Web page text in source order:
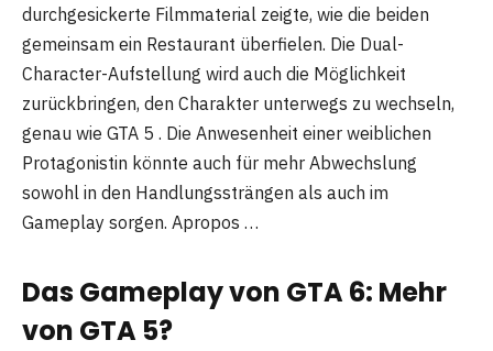
durchgesickerte Filmmaterial zeigte, wie die beiden
gemeinsam ein Restaurant überfielen. Die Dual-
Character-Aufstellung wird auch die Möglichkeit
zurückbringen, den Charakter unterwegs zu wechseln,
genau wie GTA 5 . Die Anwesenheit einer weiblichen
Protagonistin könnte auch für mehr Abwechslung
sowohl in den Handlungssträngen als auch im
Gameplay sorgen. Apropos …
Das Gameplay von GTA 6: Mehr
von GTA 5?